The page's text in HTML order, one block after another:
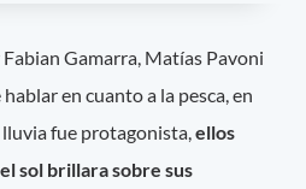
Gamarra, Matías Pavoni
en cuanto a la pesca, en
lluvia fue protagonista,ellos
sol brillara sobre sus